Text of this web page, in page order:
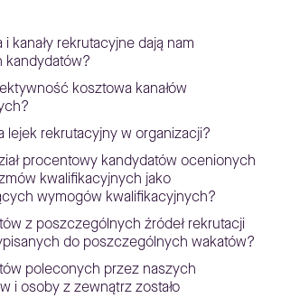
i kanały rekrutacyjne dają nam
kandydatów?
kosztowa kanałów
lejek rekrutacyjny w organizacji?
procentowy kandydatów ocenionych
kwalifikacyjnych jako
wymogów kwalifikacyjnych?
z poszczególnych źródeł rekrutacji
do poszczególnych wakatów?
poleconych przez naszych
i osoby z zewnątrz zostało